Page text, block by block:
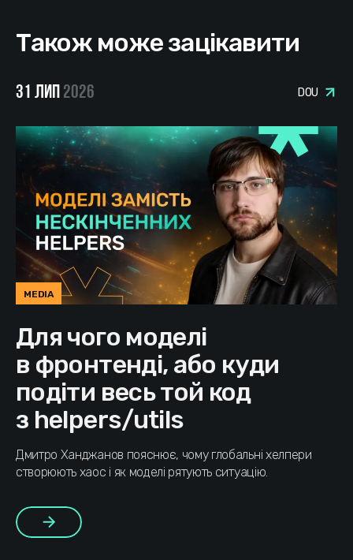
Також може зацікавити
31 ЛИП2026 DOU
MEDIA
Для чого моделі
в фронтенді, або куди
подіти весь той код
з helpers/utils
Дмитро Ханджанов пояснює, чому глобальні хелпери
створюють хаос і як моделі рятують ситуацію.